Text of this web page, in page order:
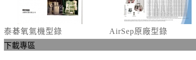
泰碁氧氣機型錄 AirSep原廠型錄
下載專區